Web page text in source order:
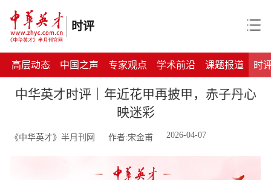
时评
高层动态 中国之声 专家观点 学术前沿 课题报道 时
中华英才时评｜年近花甲再披甲，赤子丹心
映迷彩
《中华英才》半月刊网 作者:宋金甫 2026-04-07